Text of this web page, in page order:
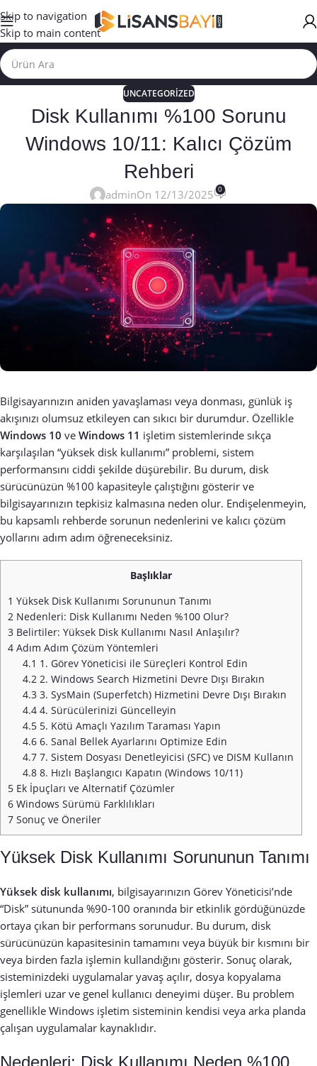
Skip to navigation
Skip to main content
UNCATEGORIZED
Disk Kullanımı %100 Sorunu
Windows 10/11: Kalıcı Çözüm
Rehberi
adminOn 12/13/2025 0
Bilgisayarınızın aniden yavaşlaması veya donması, günlük iş
akışınızı olumsuz etkileyen can sıkıcı bir durumdur. Özellikle
Windows 10 ve Windows 11 işletim sistemlerinde sıkça
karşılaşılan “yüksek disk kullanımı” problemi, sistem
performansını ciddi şekilde düşürebilir. Bu durum, disk
sürücünüzün %100 kapasiteyle çalıştığını gösterir ve
bilgisayarınızın tepkisiz kalmasına neden olur. Endişelenmeyin,
bu kapsamlı rehberde sorunun nedenlerini ve kalıcı çözüm
yollarını adım adım öğreneceksiniz.
Başlıklar
1 Yüksek Disk Kullanımı Sorununun Tanımı
2 Nedenleri: Disk Kullanımı Neden %100 Olur?
3 Belirtiler: Yüksek Disk Kullanımı Nasıl Anlaşılır?
4 Adım Adım Çözüm Yöntemleri
4.1 1. Görev Yöneticisi ile Süreçleri Kontrol Edin
4.2 2. Windows Search Hizmetini Devre Dışı Bırakın
4.3 3. SysMain (Superfetch) Hizmetini Devre Dışı Bırakın
4.4 4. Sürücülerinizi Güncelleyin
4.5 5. Kötü Amaçlı Yazılım Taraması Yapın
4.6 6. Sanal Bellek Ayarlarını Optimize Edin
4.7 7. Sistem Dosyası Denetleyicisi (SFC) ve DISM Kullanın
4.8 8. Hızlı Başlangıcı Kapatın (Windows 10/11)
5 Ek İpuçları ve Alternatif Çözümler
6 Windows Sürümü Farklılıkları
7 Sonuç ve Öneriler
Yüksek Disk Kullanımı Sorununun Tanımı
Yüksek disk kullanımı, bilgisayarınızın Görev Yöneticisi’nde
“Disk” sütununda %90-100 oranında bir etkinlik gördüğünüzde
ortaya çıkan bir performans sorunudur. Bu durum, disk
sürücünüzün kapasitesinin tamamını veya büyük bir kısmını bir
veya birden fazla işlemin kullandığını gösterir. Sonuç olarak,
sisteminizdeki uygulamalar yavaş açılır, dosya kopyalama
işlemleri uzar ve genel kullanıcı deneyimi düşer. Bu problem
genellikle Windows işletim sisteminin kendisi veya arka planda
çalışan uygulamalar kaynaklıdır.
Nedenleri: Disk Kullanımı Neden %100